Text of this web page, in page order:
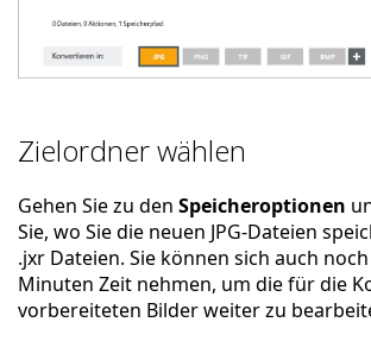
Zielordner wählen
Gehen Sie zu den Speicheroptionen
Sie, wo Sie die neuen JPG-Dateien
.jxr Dateien. Sie können sich auch
Minuten Zeit nehmen, um die für die
vorbereiteten Bilder weiter zu